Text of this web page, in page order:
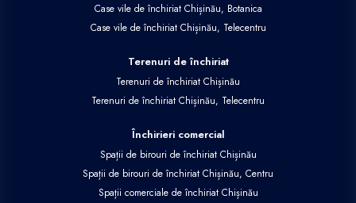
Case vile de închiriat Chișinău, Botanica
Case vile de închiriat Chișinău, Telecentru
Terenuri de închiriat
Terenuri de închiriat Chișinău
Terenuri de închiriat Chișinău, Telecentru
Închirieri comercial
Spații de birouri de închiriat Chișinău
Spații de birouri de închiriat Chișinău, Centru
Spații comerciale de închiriat Chișinău